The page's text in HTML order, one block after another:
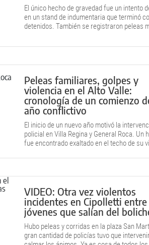
El único hecho de gravedad fue un intento
en un stand de indumentaria que terminó
detenidos. También se registraron peleas
Peleas familiares, golpes y
violencia en el Alto Valle:
cronología de un comienzo
año conflictivo
El inicio de un nuevo año motivó la
policial en Villa Regina y General Roca. Un
fue encontrado exaltado en el techo de su
VIDEO: Otra vez violentos
incidentes en Cipolletti entre
jóvenes que salían del
Hubo peleas y corridas en la plaza San
gran cantidad de policías tuvo que